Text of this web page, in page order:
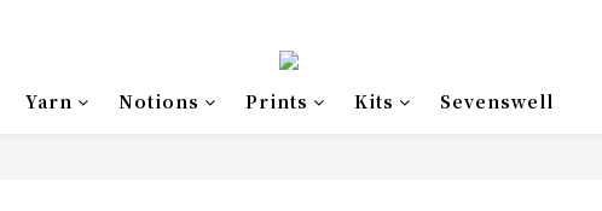
Yarn Notions Prints Kits Sevenswell